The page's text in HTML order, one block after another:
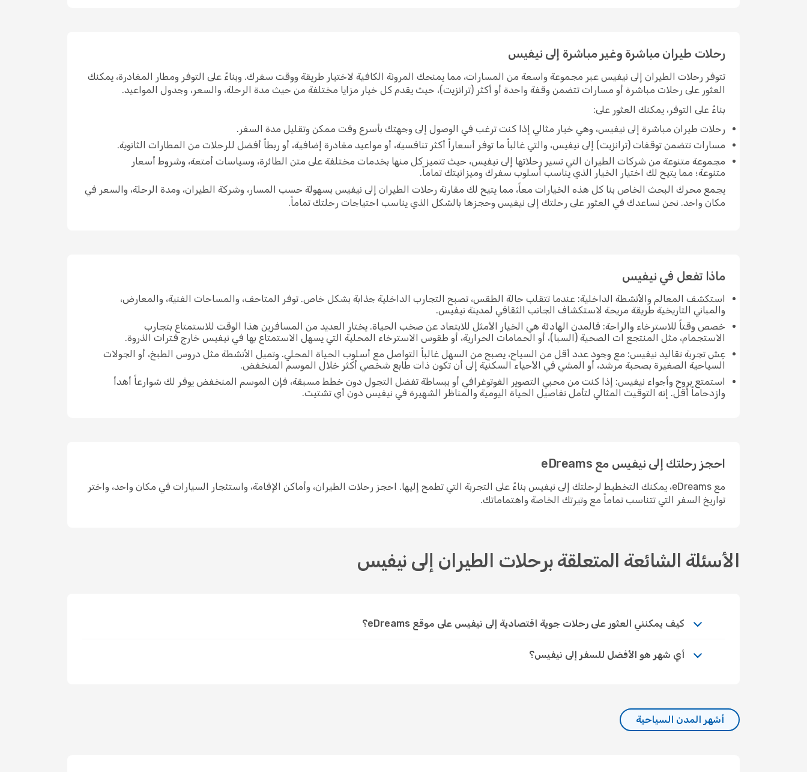
رحلات طيران مباشرة وغير مباشرة إلى نيفيس
تتوفر رحلات الطيران إلى نيفيس عبر مجموعة واسعة من المسارات، مما يمنحك المرونة الكافية لاختيار طريقة ووقت سفرك. وبناءً على التوفر ومطار المغادرة، يمكنك
العثور على رحلات مباشرة أو مسارات تتضمن وقفة واحدة أو أكثر (ترانزيت)، حيث يقدم كل خيار مزايا مختلفة من حيث مدة الرحلة، والسعر، وجدول المواعيد.
بناءً على التوفر، يمكنك العثور على:
رحلات طيران مباشرة إلى نيفيس، وهي خيار مثالي إذا كنت ترغب في الوصول إلى وجهتك بأسرع وقت ممكن وتقليل مدة السفر.
مسارات تتضمن توقفات (ترانزيت) إلى نيفيس، والتي غالباً ما توفر أسعاراً أكثر تنافسية، أو مواعيد مغادرة إضافية، أو ربطاً أفضل للرحلات من المطارات الثانوية.
مجموعة متنوعة من شركات الطيران التي تسير رحلاتها إلى نيفيس، حيث تتميز كل منها بخدمات مختلفة على متن الطائرة، وسياسات أمتعة، وشروط أسعار
متنوعة؛ مما يتيح لك اختيار الخيار الذي يناسب أسلوب سفرك وميزانيتك تماماً.
يجمع محرك البحث الخاص بنا كل هذه الخيارات معاً، مما يتيح لك مقارنة رحلات الطيران إلى نيفيس بسهولة حسب المسار، وشركة الطيران، ومدة الرحلة، والسعر في
مكان واحد. نحن نساعدك في العثور على رحلتك إلى نيفيس وحجزها بالشكل الذي يناسب احتياجات رحلتك تماماً.
ماذا تفعل في نيفيس
استكشف المعالم والأنشطة الداخلية: عندما تتقلب حالة الطقس، تصبح التجارب الداخلية جذابة بشكل خاص. توفر المتاحف، والمساحات الفنية، والمعارض،
والمباني التاريخية طريقة مريحة لاستكشاف الجانب الثقافي لمدينة نيفيس.
خصص وقتاً للاسترخاء والراحة: فالمدن الهادئة هي الخيار الأمثل للابتعاد عن صخب الحياة. يختار العديد من المسافرين هذا الوقت للاستمتاع بتجارب
الاستجمام، مثل المنتجع ات الصحية (السبا)، أو الحمامات الحرارية، أو طقوس الاسترخاء المحلية التي يسهل الاستمتاع بها في نيفيس خارج فترات الذروة.
عِش تجربة تقاليد نيفيس: مع وجود عدد أقل من السياح، يصبح من السهل غالباً التواصل مع أسلوب الحياة المحلي. وتميل الأنشطة مثل دروس الطبخ، أو الجولات
السياحية الصغيرة بصحبة مرشد، أو المشي في الأحياء السكنية إلى أن تكون ذات طابع شخصي أكثر خلال الموسم المنخفض.
استمتع بروح وأجواء نيفيس: إذا كنت من محبي التصوير الفوتوغرافي أو ببساطة تفضل التجول دون خطط مسبقة، فإن الموسم المنخفض يوفر لك شوارعاً أهدأ
وازدحاماً أقل. إنه التوقيت المثالي لتأمل تفاصيل الحياة اليومية والمناظر الشهيرة في نيفيس دون أي تشتيت.
احجز رحلتك إلى نيفيس مع eDreams
مع eDreams، يمكنك التخطيط لرحلتك إلى نيفيس بناءً على التجربة التي تطمح إليها. احجز رحلات الطيران، وأماكن الإقامة، واستئجار السيارات في مكان واحد، واختر
تواريخ السفر التي تتناسب تماماً مع وتيرتك الخاصة واهتماماتك.
الأسئلة الشائعة المتعلقة برحلات الطيران إلى نيفيس
كيف يمكنني العثور على رحلات جوية اقتصادية إلى نيفيس على موقع eDreams؟
أي شهر هو الأفضل للسفر إلى نيفيس؟
أشهر المدن السياحية